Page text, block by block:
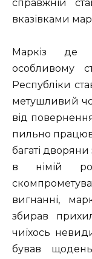
справжній
вказівками
Маркіз де
особливому
Республіки
метушливий
від
пильно
багаті
в німій
вигнанні,
збирав
чиїхось
бував